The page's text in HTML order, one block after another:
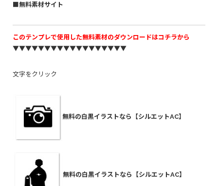
■無料素材サイト
このテンプレで使用した無料素材のダウンロードはコチラから
▼▼▼▼▼▼▼▼▼▼▼▼▼▼▼▼▼▼
文字をクリック
無料の白黒イラストなら【シルエットAC】
無料の白黒イラストなら【シルエットAC】